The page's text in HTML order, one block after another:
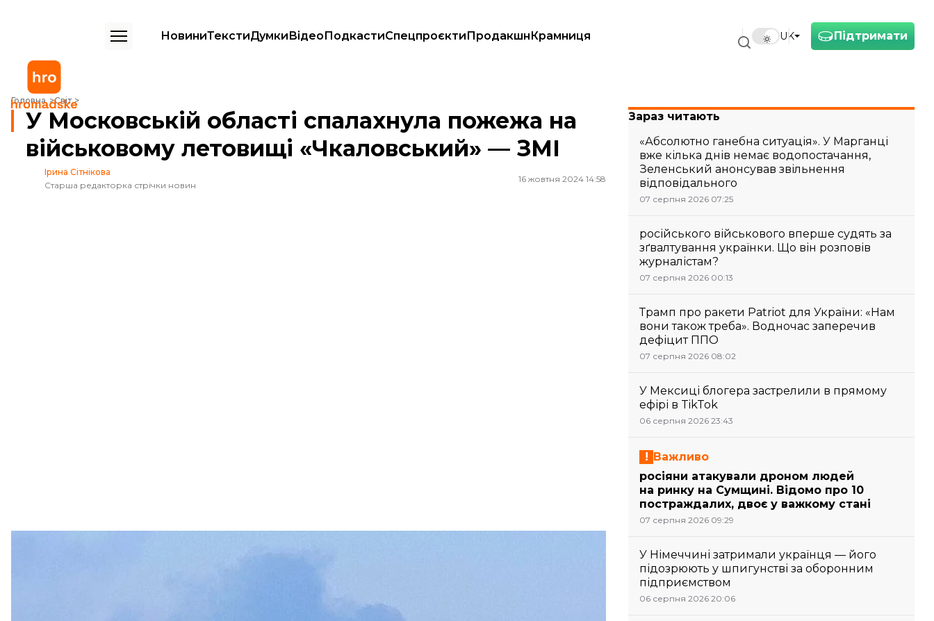
Підтримати
UK
НовиниТекстиДумкиВідеоПодкастиСпецпроєктиПродакшнКрамниця
Головна Світ
У Московській області спалахнула пожежа на військовому летовищі «Чкаловський» — ЗМІ
У Московській області спалахнула пожежа на
військовому летовищі «Чкаловський» — ЗМІ
Ірина Сітнікова
Старша редакторка стрічки новин
16 жовтня 2024 14:58
Зараз читають
«Абсолютно ганебна ситуація». У Марганці
вже кілька днів немає водопостачання,
Зеленський анонсував звільнення
відповідального
07 серпня 2026 07:25
російського військового вперше судять за
зґвалтування українки. Що він розповів
журналістам?
07 серпня 2026 00:13
Трамп про ракети Patriot для України: «Нам
вони також треба». Водночас заперечив
дефіцит ППО
07 серпня 2026 08:02
У Мексиці блогера застрелили в прямому
ефірі в TikTok
06 серпня 2026 23:43
Важливо
росіяни атакували дроном людей
на ринку на Сумщині. Відомо про 10
постраждалих, двоє у важкому стані
07 серпня 2026 09:29
У Німеччині затримали українця — його
підозрюють у шпигунстві за оборонним
підприємством
06 серпня 2026 20:06